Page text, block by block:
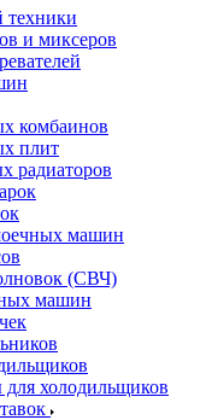
техники
и миксеров
комбаинов
плит
радиаторов
машин
(СВЧ)
машин
холодильщиков